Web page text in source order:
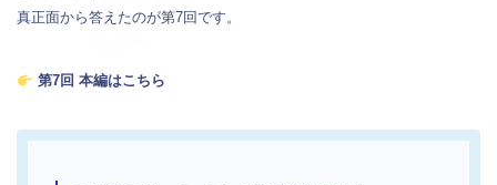
真正面から答えたのが第7回です。
第7回 本編はこちら